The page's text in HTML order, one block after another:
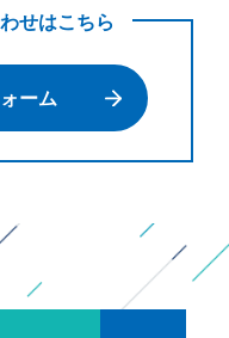
せはこちら
ーム